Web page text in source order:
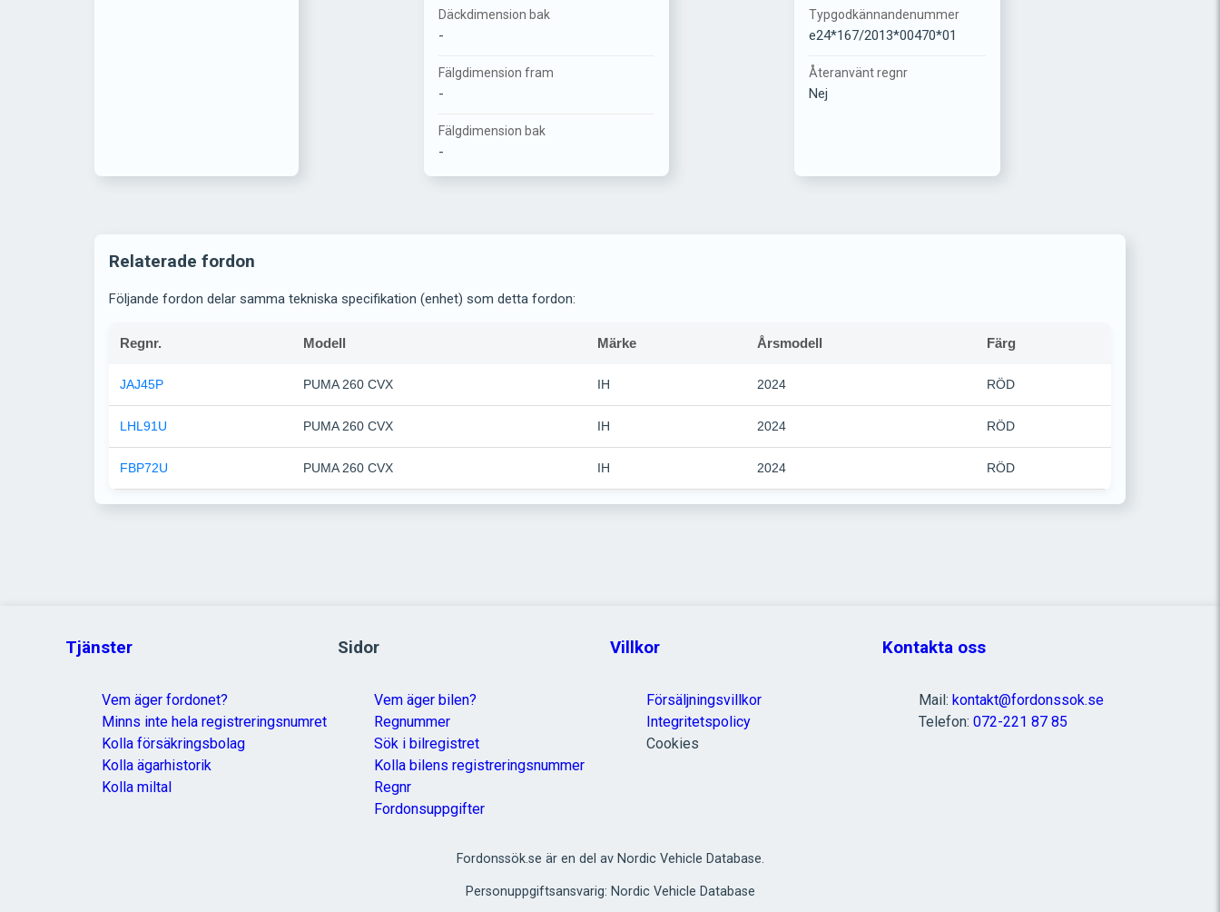
Däckdimension bak
-
Fälgdimension fram
-
Fälgdimension bak
-
Typgodkännandenummer
e24*167/2013*00470*01
Återanvänt regnr
Nej
Relaterade fordon
Följande fordon delar samma tekniska specifikation (enhet) som detta fordon:
Regnr. Modell Märke Årsmodell Färg
JAJ45P PUMA 260 CVX IH 2024 RÖD
LHL91U PUMA 260 CVX IH 2024 RÖD
FBP72U PUMA 260 CVX IH 2024 RÖD
Tjänster
Vem äger fordonet?
Minns inte hela registreringsnumret
Kolla försäkringsbolag
Kolla ägarhistorik
Kolla miltal
Sidor
Vem äger bilen?
Regnummer
Sök i bilregistret
Kolla bilens registreringsnummer
Regnr
Fordonsuppgifter
Villkor
Försäljningsvillkor
Integritetspolicy
Cookies
Kontakta oss
Mail: kontakt@fordonssok.se
Telefon: 072-221 87 85
Fordonssök.se är en del av Nordic Vehicle Database.
Personuppgiftsansvarig: Nordic Vehicle Database